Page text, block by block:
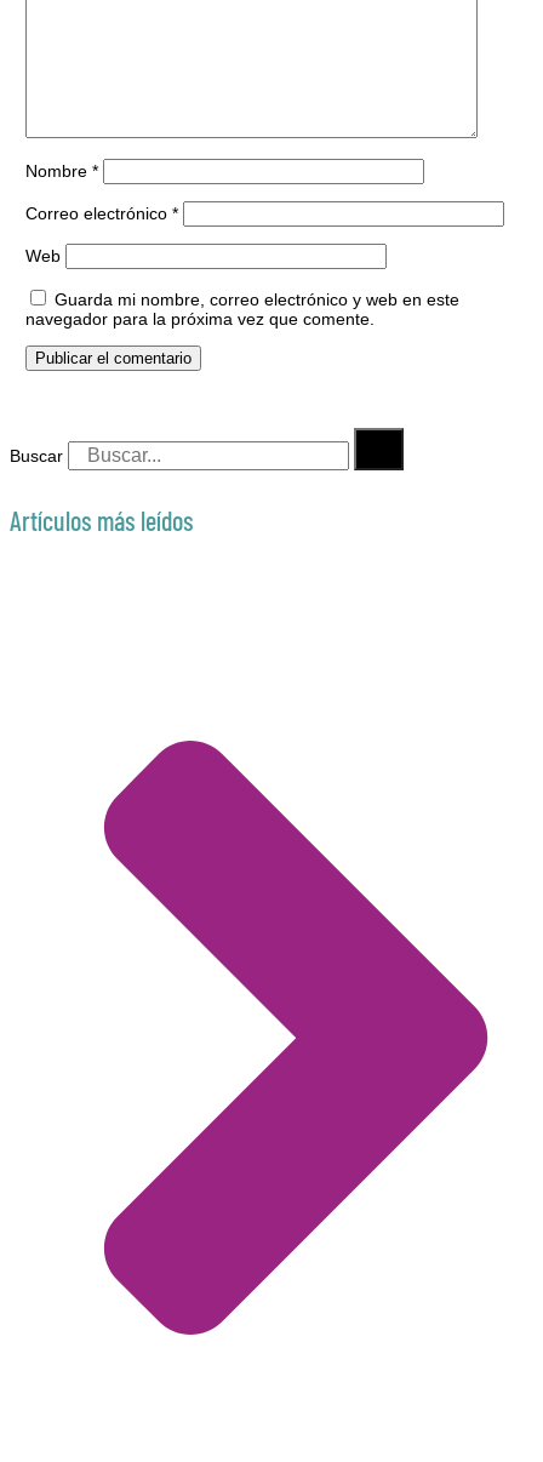
Nombre *
Correo electrónico *
Web
Guarda mi nombre, correo electrónico y web en este
navegador para la próxima vez que comente.
Buscar
Artículos más leídos